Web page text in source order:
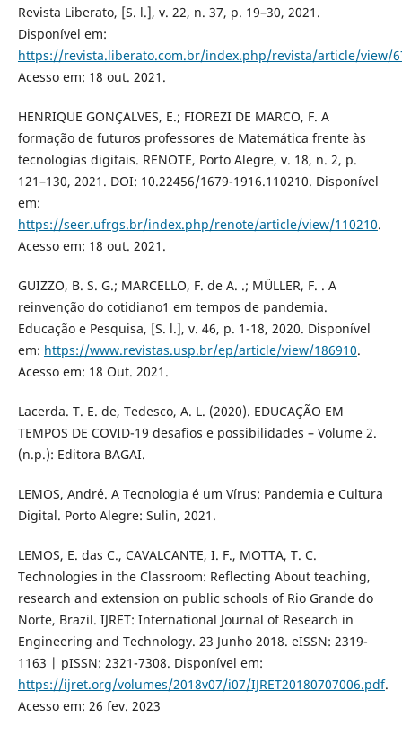
Revista Liberato, [S. l.], v. 22, n. 37, p. 19–30, 2021.
Disponível em:
https://revista.liberato.com.br/index.php/revista/article/view/
Acesso em: 18 out. 2021.
HENRIQUE GONÇALVES, E.; FIOREZI DE MARCO, F. A
formação de futuros professores de Matemática frente às
tecnologias digitais. RENOTE, Porto Alegre, v. 18, n. 2, p.
121–130, 2021. DOI: 10.22456/1679-1916.110210. Disponível
em:
https://seer.ufrgs.br/index.php/renote/article/view/110210.
Acesso em: 18 out. 2021.
GUIZZO, B. S. G.; MARCELLO, F. de A. .; MÜLLER, F. . A
reinvenção do cotidiano1 em tempos de pandemia.
Educação e Pesquisa, [S. l.], v. 46, p. 1-18, 2020. Disponível
em: https://www.revistas.usp.br/ep/article/view/186910.
Acesso em: 18 Out. 2021.
Lacerda. T. E. de, Tedesco, A. L. (2020). EDUCAÇÃO EM
TEMPOS DE COVID-19 desafios e possibilidades – Volume 2.
(n.p.): Editora BAGAI.
LEMOS, André. A Tecnologia é um Vírus: Pandemia e Cultura
Digital. Porto Alegre: Sulin, 2021.
LEMOS, E. das C., CAVALCANTE, I. F., MOTTA, T. C.
Technologies in the Classroom: Reflecting About teaching,
research and extension on public schools of Rio Grande do
Norte, Brazil. IJRET: International Journal of Research in
Engineering and Technology. 23 Junho 2018. eISSN: 2319-
1163 | pISSN: 2321-7308. Disponível em:
https://ijret.org/volumes/2018v07/i07/IJRET20180707006.pdf.
Acesso em: 26 fev. 2023